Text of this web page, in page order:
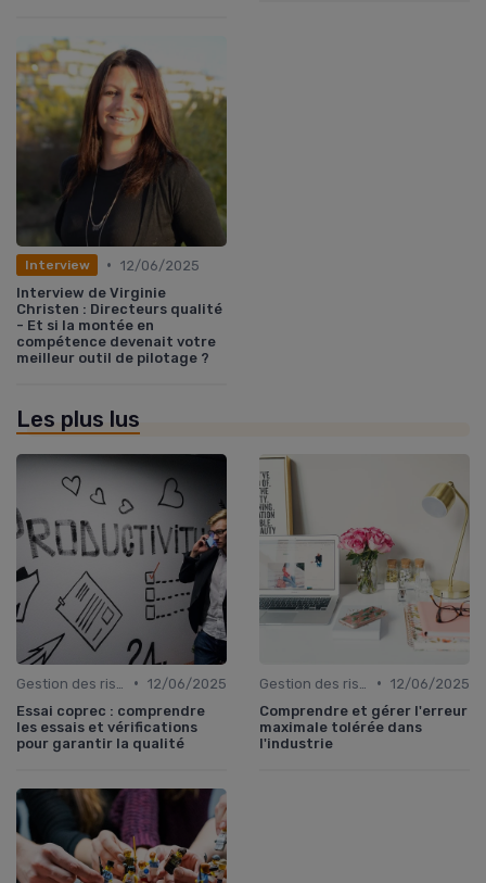
Interview • 12/06/2025
Interview de Virginie
Christen : Directeurs qualité
- Et si la montée en
compétence devenait votre
meilleur outil de pilotage ?
Les plus lus
• 12/06/2025
Essai coprec : comprendre
les essais et vérifications
pour garantir la qualité
• 12/06/2025
Comprendre et gérer l'erreur
maximale tolérée dans
l'industrie